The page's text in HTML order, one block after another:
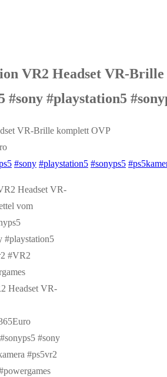
VR2 Headset VR-Brille
#sony #playstation5
VR-Brille komplett OVP
#sony #playstation5 #sonyps5
Headset VR-
#sony
#ps5vr2